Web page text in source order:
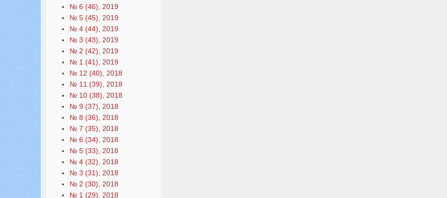
№ 6 (46), 2019
№ 5 (45), 2019
№ 4 (44), 2019
№ 3 (43), 2019
№ 2 (42), 2019
№ 1 (41), 2019
№ 12 (40), 2018
№ 11 (39), 2018
№ 10 (38), 2018
№ 9 (37), 2018
№ 8 (36), 2018
№ 7 (35), 2018
№ 6 (34), 2018
№ 5 (33), 2018
№ 4 (32), 2018
№ 3 (31), 2018
№ 2 (30), 2018
№ 1 (29), 2018